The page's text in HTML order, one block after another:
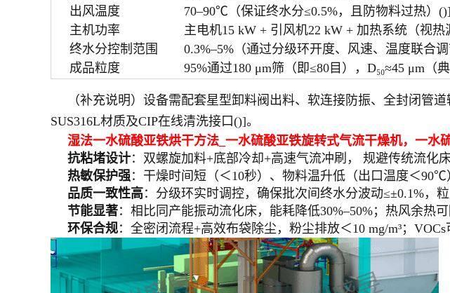
出风温度
70–90℃（保证终水分≤0.5%，且防物料过热）()]
主机功率
主电机15 kW + 引风机22 kW + 加热系统（视热
终水分控制范围
0.3%–5%（通过分级环开度、风速、温度联合
成品粒度
95%通过180 μm筛（即≤80目），D₅₀≈45 μm（
（补充说明）设备需配套星型卸料阀出料、软连接防振、全封闭管
SUS316L材质及CIP在线清洗接口()]。
湿法一水硫酸亚铁烘干方法_一水硫酸亚铁旋转式气流干燥机，一水
抗粘堵设计：双螺旋加料+底部冷却+高速气流冲刷， 规避传统流化
热敏保护强：干燥时间短（＜10秒）、物料温升低（出口温度＜90℃
品质一致性高：分级环实时调控，确保批次间终水分波动≤±0.1%，
节能显著：相比同产能振动流化床，能耗降低30%–50%；热风余热
环保合规：全密闭流程+高效布袋除尘，粉尘排放＜10 mg/m³；